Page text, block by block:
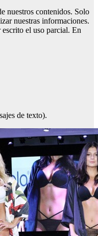
nuestros contenidos. Solo
nuestras informaciones.
el uso parcial. En
de texto).